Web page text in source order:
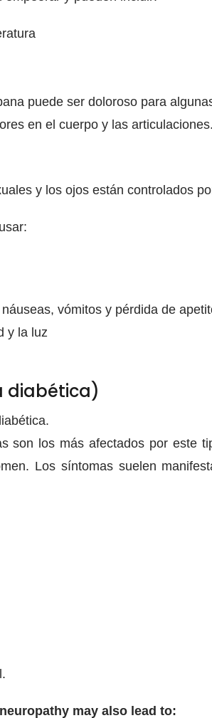
puede ser doloroso para
en el cuerpo y las articulaciones.
y los ojos están controlados
vómitos y pérdida de
y la luz
diabética)
son los más afectados por este
Los síntomas suelen
may also lead to: